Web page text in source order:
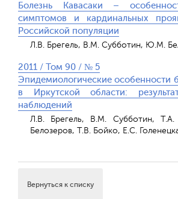
Болезнь Кавасаки –
симптомов и кардинальных
Российской популяции
Л.В. Брегель, В.М. Субботин, Ю.М.
2011 / Том 90 / № 5
Эпидемиологические особенности
в Иркутской области:
наблюдений
Л.В. Брегель, В.М. Субботин,
Белозеров, Т.В. Бойко, Е.С.
Вернуться к списку